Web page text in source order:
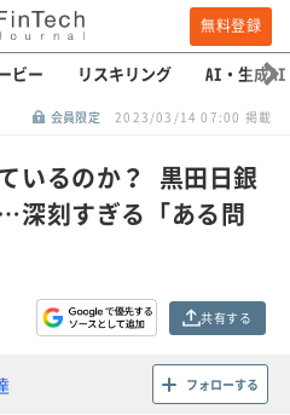
無料登録
ビー リスキリング AI・生成AI
会員限定 2023/03/14 07:00 掲載
いるのか？ 黒田日銀
深刻すぎる「ある問
共有する
フォローする